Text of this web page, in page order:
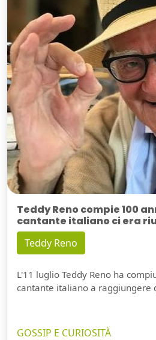
Teddy Reno compie 100
cantante italiano ci era
Teddy Reno
L'11 luglio Teddy Reno ha
cantante italiano a raggiungere
GOSSIP E CURIOSITÀ